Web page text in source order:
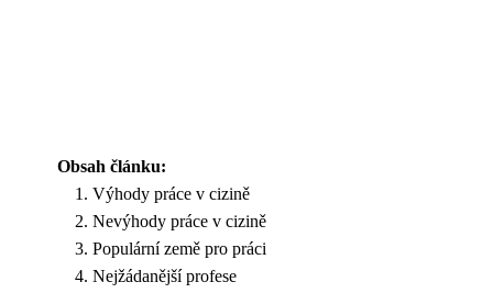
Obsah článku:
Výhody práce v cizině
Nevýhody práce v cizině
Populární země pro práci
Nejžádanější profese